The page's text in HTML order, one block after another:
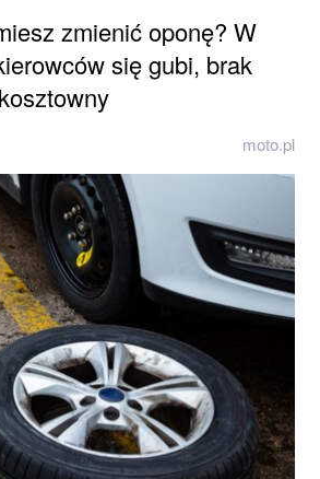
zmienić oponę? W
się gubi, brak
moto.pl